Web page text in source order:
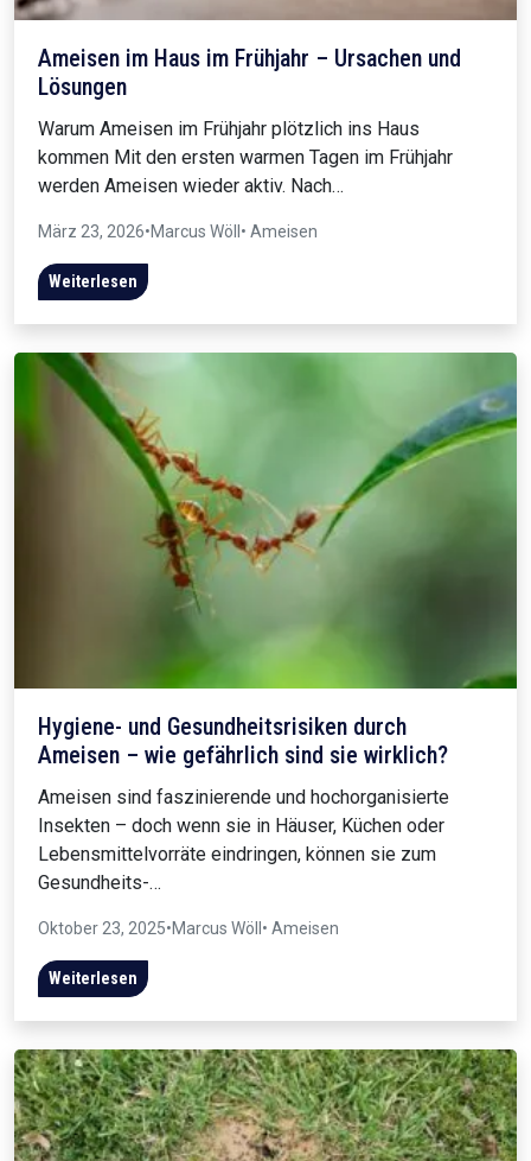
Ameisen im Haus im Frühjahr – Ursachen und
Lösungen
Warum Ameisen im Frühjahr plötzlich ins Haus
kommen Mit den ersten warmen Tagen im Frühjahr
werden Ameisen wieder aktiv. Nach…
März 23, 2026•Marcus Wöll • Ameisen
Weiterlesen
Hygiene- und Gesundheitsrisiken durch
Ameisen – wie gefährlich sind sie wirklich?
Ameisen sind faszinierende und hochorganisierte
Insekten – doch wenn sie in Häuser, Küchen oder
Lebensmittelvorräte eindringen, können sie zum
Gesundheits-…
Oktober 23, 2025•Marcus Wöll • Ameisen
Weiterlesen